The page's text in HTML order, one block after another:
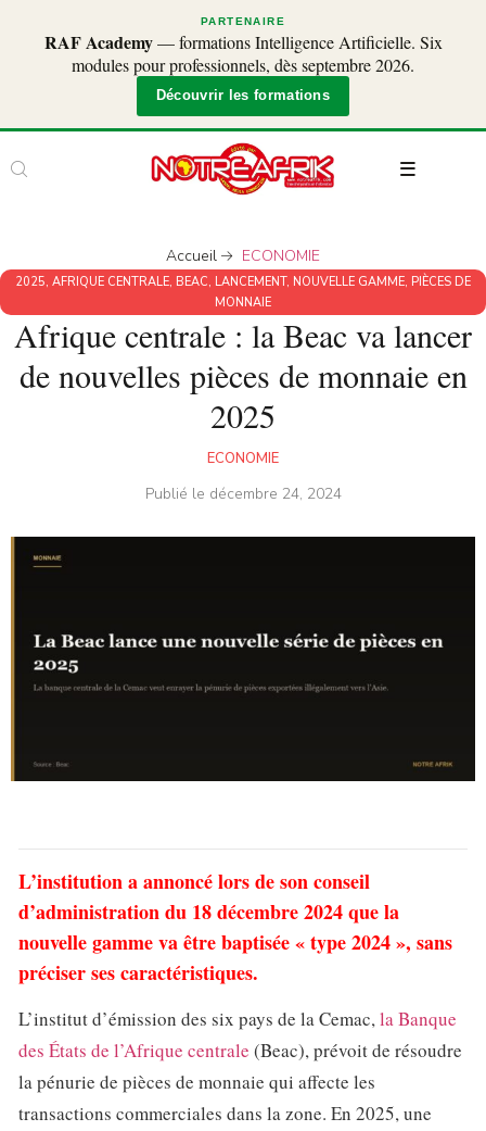
PARTENAIRE
RAF Academy— formations Intelligence Artificielle. Six
modules pour professionnels, dès septembre 2026.
Découvrir les formations
Accueil ECONOMIE
2025, AFRIQUE CENTRALE, BEAC, LANCEMENT, NOUVELLE GAMME, PIÈCES DE
MONNAIE
Afrique centrale : la Beac va lancer
de nouvelles pièces de monnaie en
2025
ECONOMIE
Publié le décembre 24, 2024
L’institution a annoncé lors de son conseil
d’administration du 18 décembre 2024 que la
nouvelle gamme va être baptisée « type 2024 », sans
préciser ses caractéristiques.
L’institut d’émission des six pays de la Cemac,la Banque
des États de l’Afrique centrale (Beac), prévoit de résoudre
la pénurie de pièces de monnaie qui affecte les
transactions commerciales dans la zone. En 2025, une